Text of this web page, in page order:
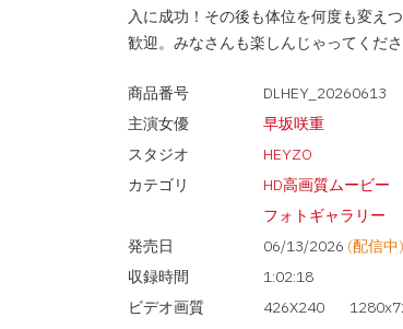
入に成功！その後も体位を何度も変え
歓迎。みなさんも楽しんじゃってくださ
商品番号
DLHEY_20260613
主演女優
早坂咲重
スタジオ
HEYZO
カテゴリ
HD高画質ムービー
フォトギャラリー
発売日
06/13/2026 (配信中)
収録時間
1:02:18
ビデオ画質
426X240